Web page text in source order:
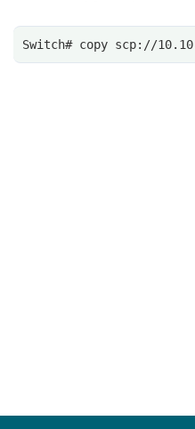
Switch# copy scp://